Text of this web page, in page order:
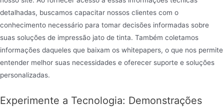
detalhadas, buscamos capacitar nossos clientes com o
conhecimento necessário para tomar decisões informadas sobre
suas soluções de impressão jato de tinta. Também coletamos
informações daqueles que baixam os whitepapers, o que nos permite
entender melhor suas necessidades e oferecer suporte e soluções
personalizadas.
Experimente a Tecnologia: Demonstrações